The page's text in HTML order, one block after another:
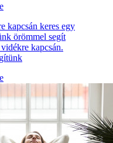
kapcsán keres egy
örömmel segít
kapcsán.